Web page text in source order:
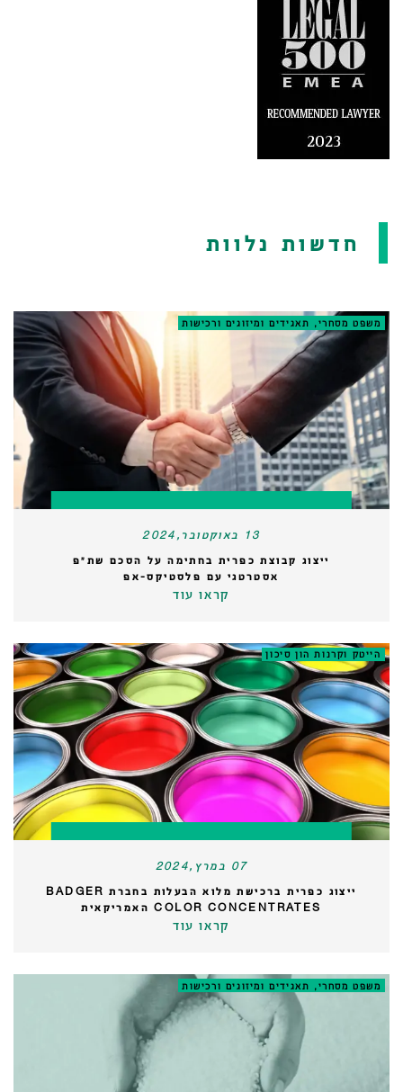
חדשות נלוות
משפט מסחרי, תאגידים ומיזוגים ורכישות
13 באוקטובר,2024
ייצוג קבוצת כפרית בחתימה על הסכם שת״פ
אסטרטגי עם פלסטיקס-אפ
קראו עוד
הייטק וקרנות הון סיכון
07 במרץ,2024
ייצוג כפרית ברכישת מלוא הבעלות בחברת BADGER
COLOR CONCENTRATES האמריקאית
קראו עוד
משפט מסחרי, תאגידים ומיזוגים ורכישות